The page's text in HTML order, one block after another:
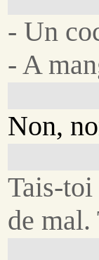
- Un
- A
Non,
Tais-toi
de mal.